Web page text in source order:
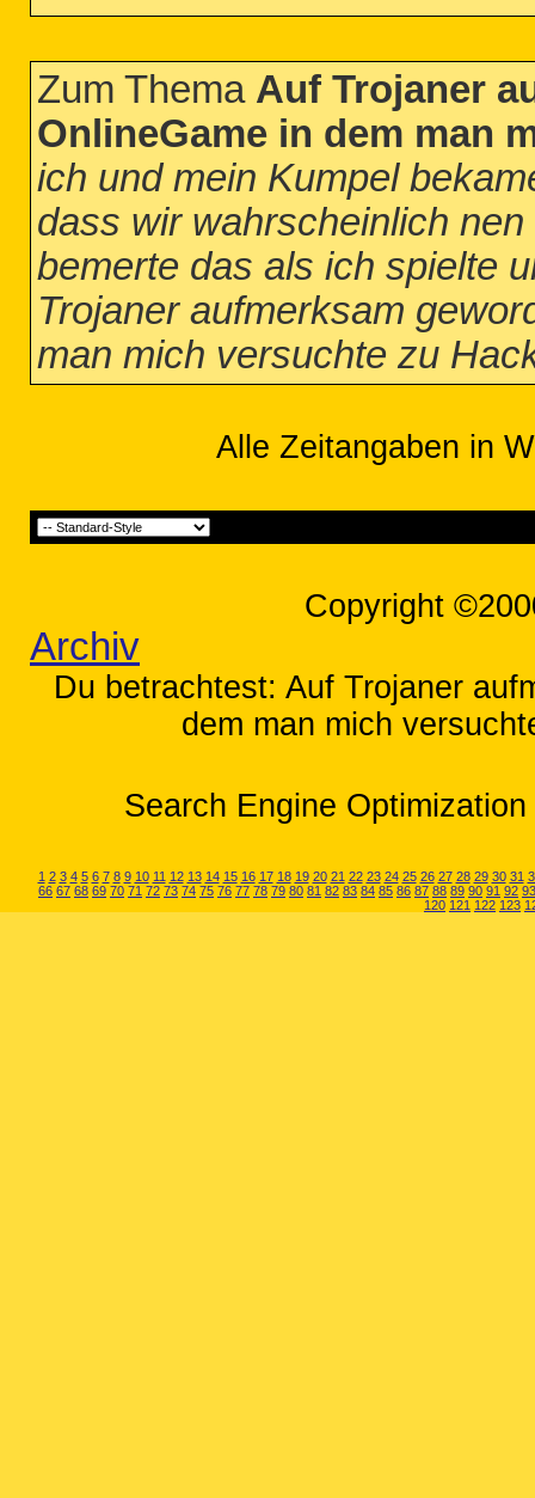
Zum Thema Auf Trojaner
OnlineGame in dem man
ich und mein Kumpel
dass wir wahrscheinlich
bemerte das als ich spielte
Trojaner aufmerksam
man mich versuchte zu
Alle Zeitangaben in
Copyright
Archiv
Du betrachtest: Auf Trojaner
dem man mich
Search Engine
1 2 3 4 5 6 7 8 9 10 11 12 13 14 15 16 17 18 19 20 21 22 23 24 25 26 27 28 29 30 31
66 67 68 69 70 71 72 73 74 75 76 77 78 79 80 81 82 83 84 85 86 87 88 89 90 91 92 93
120 121 122 123